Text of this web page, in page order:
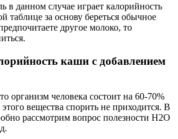
в данном случае играет калорийность
таблице за основу береться обычное
другое молоко, то
каши с добавлением
организм человека состоит на 60-70%
вещества спорить не приходится. В
рассмотрим вопрос полезности Н2О